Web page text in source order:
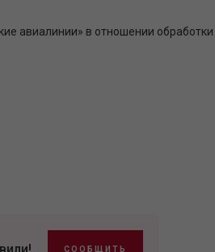
авиалинии» в отношении
СООБЩИТЬ